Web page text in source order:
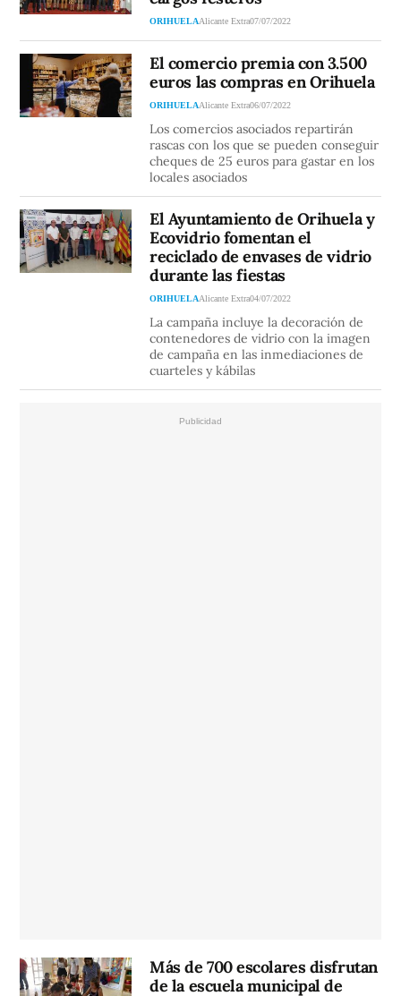
ORIHUELAAlicante Extra07/07/2022
El comercio premia con 3.500
euros las compras en Orihuela
ORIHUELAAlicante Extra06/07/2022
Los comercios asociados repartirán
rascas con los que se pueden conseguir
cheques de 25 euros para gastar en los
locales asociados
El Ayuntamiento de Orihuela y
Ecovidrio fomentan el
reciclado de envases de vidrio
durante las fiestas
ORIHUELAAlicante Extra04/07/2022
La campaña incluye la decoración de
contenedores de vidrio con la imagen
de campaña en las inmediaciones de
cuarteles y kábilas
Más de 700 escolares disfrutan
de la escuela municipal de